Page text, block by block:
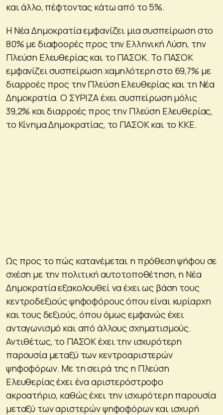
και άλλο, πέφτοντας κάτω από το 5%.
Η Νέα Δημοκρατία εμφανίζει μια συσπείρωση στο
80% με διαφοορές προς την Ελληνική Λύση, την
Πλεύση Ελευθερίας και το ΠΑΣΟΚ. Το ΠΑΣΟΚ
εμφανίζει συσπείρωση χαμηλότερη στο 69,7% με
διαρροές προς την Πλεύση Ελευθερίας και τη Νέα
Δημοκρατία. Ο ΣΥΡΙΖΑ έχει συσπείρωση μόλις
39,2% και διαρροές προς την Πλεύση Ελευθερίας,
το Κίνημα Δημοκρατίας, το ΠΑΣΟΚ και το ΚΚΕ.
Ως προς το πώς κατανέμεται η πρόθεση ψήφου σε
σχέση με την πολιτική αυτοτοποθέτηση, η Νέα
Δημοκρατία εξακολουθεί να έχει ως βάση τους
κεντροδεξιούς ψηφοφόρους όπου είναι κυρίαρχη
και τους δεξιούς, όπου όμως εμφανώς έχει
ανταγωνισμό και από άλλους σχηματισμούς.
Αντιθέτως, το ΠΑΣΟΚ έχει την ισχυρότερη
παρουσία μεταξύ των κεντροαριστερών
ψηφοφόρων. Με τη σειρά της η Πλεύση
Ελευθερίας έχει ένα αριστερόστροφο
ακροατήριο, καθώς έχει την ισχυρότερη παρουσία
μεταξύ των αριστερών ψηφοφόρων και ισχυρή